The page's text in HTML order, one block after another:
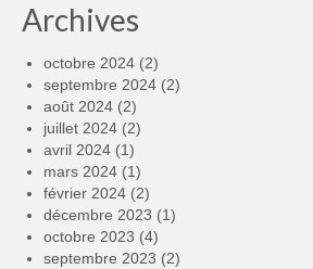
Archives
octobre 2024 (2)
septembre 2024 (2)
août 2024 (2)
juillet 2024 (2)
avril 2024 (1)
mars 2024 (1)
février 2024 (2)
décembre 2023 (1)
octobre 2023 (4)
septembre 2023 (2)